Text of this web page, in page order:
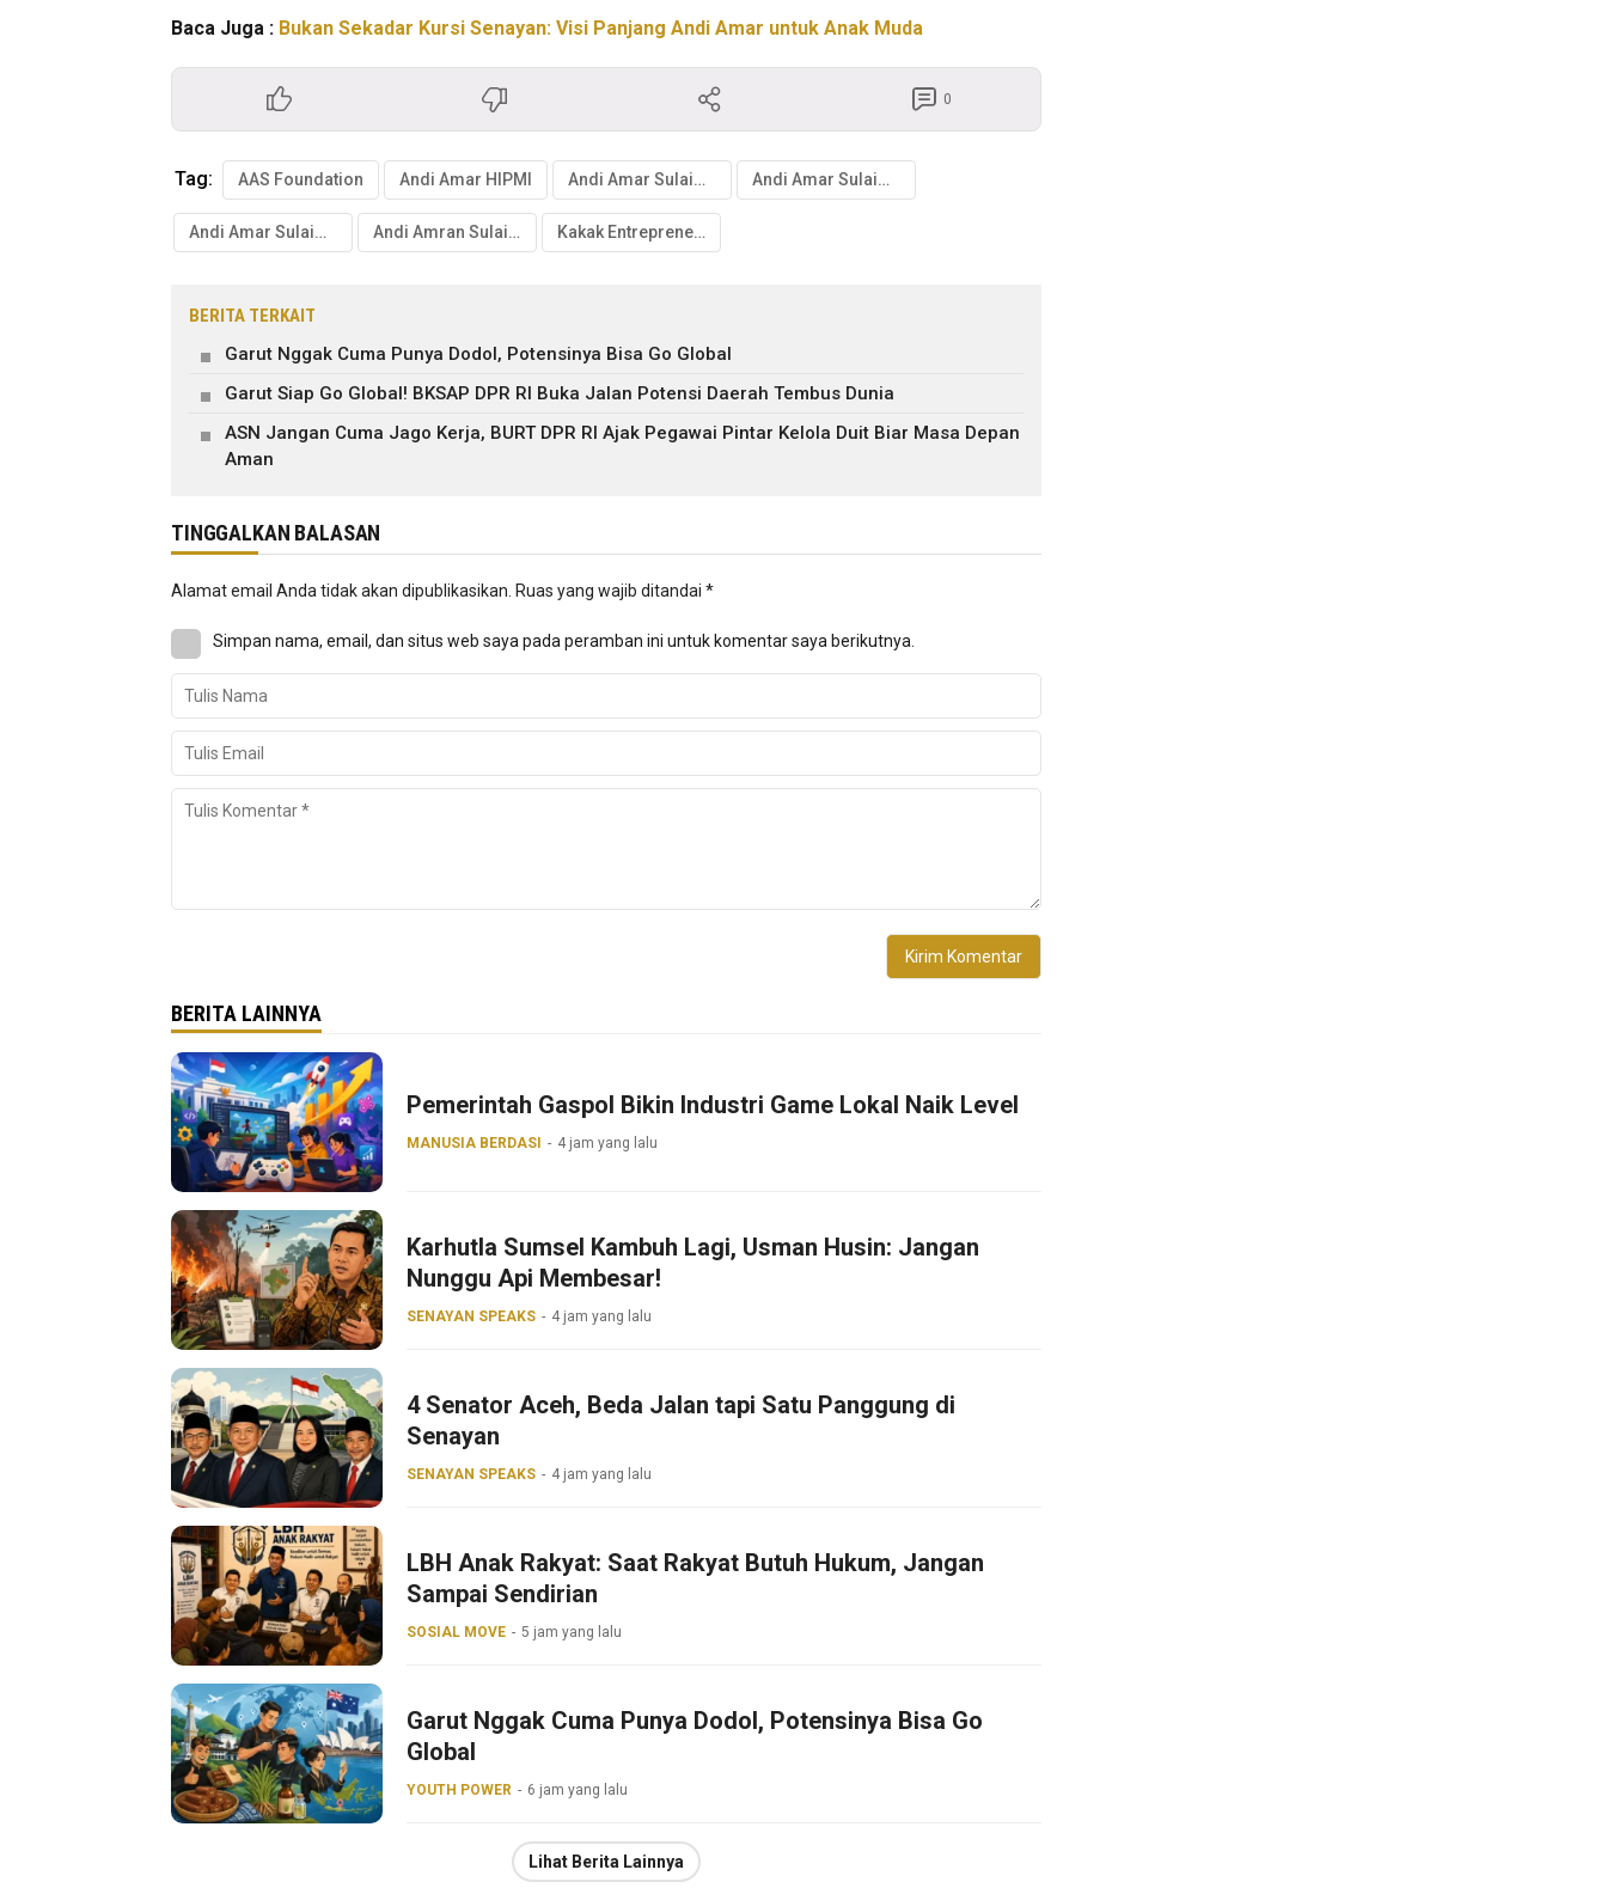
Baca Juga : Bukan Sekadar Kursi Senayan: Visi Panjang Andi Amar untuk Anak Muda
0
Tag: AAS Foundation Andi Amar HIPMI Andi Amar Sulaiman anak siapa Andi Amar Sulaiman DPR
Andi Amar Sulaiman Mentan Andi Amran Sulaiman Kakak Entrepreneur
BERITA TERKAIT
Garut Nggak Cuma Punya Dodol, Potensinya Bisa Go Global
Garut Siap Go Global! BKSAP DPR RI Buka Jalan Potensi Daerah Tembus Dunia
ASN Jangan Cuma Jago Kerja, BURT DPR RI Ajak Pegawai Pintar Kelola Duit Biar Masa Depan
Aman
TINGGALKAN BALASAN
Alamat email Anda tidak akan dipublikasikan. Ruas yang wajib ditandai *
Simpan nama, email, dan situs web saya pada peramban ini untuk komentar saya berikutnya.
BERITA LAINNYA
Pemerintah Gaspol Bikin Industri Game Lokal Naik Level
MANUSIA BERDASI 4 jam yang lalu
Karhutla Sumsel Kambuh Lagi, Usman Husin: Jangan
Nunggu Api Membesar!
SENAYAN SPEAKS 4 jam yang lalu
4 Senator Aceh, Beda Jalan tapi Satu Panggung di
Senayan
SENAYAN SPEAKS 4 jam yang lalu
LBH Anak Rakyat: Saat Rakyat Butuh Hukum, Jangan
Sampai Sendirian
SOSIAL MOVE 5 jam yang lalu
Garut Nggak Cuma Punya Dodol, Potensinya Bisa Go
Global
YOUTH POWER 6 jam yang lalu
Lihat Berita Lainnya